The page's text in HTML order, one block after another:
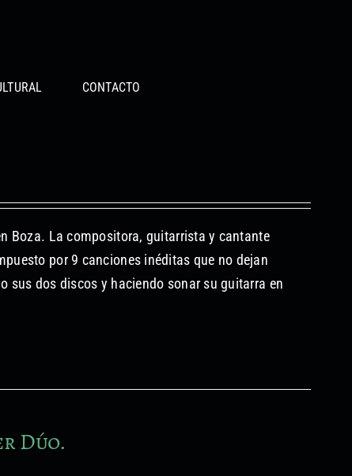
CONTACTO
Boza. La compositora, guitarrista y cantante
por 9 canciones inéditas que no dejan
sus dos discos y haciendo sonar su guitarra en
Dúo.